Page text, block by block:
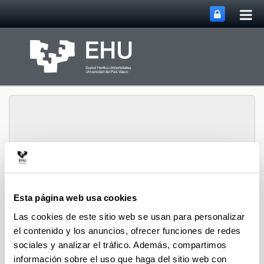
Esta página web usa cookies
Las cookies de este sitio web se usan para personalizar
el contenido y los anuncios, ofrecer funciones de redes
sociales y analizar el tráfico. Además, compartimos
información sobre el uso que haga del sitio web con
Publicar en acceso abierto
¿Qué es el acceso abierto?